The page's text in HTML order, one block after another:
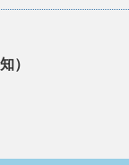
）